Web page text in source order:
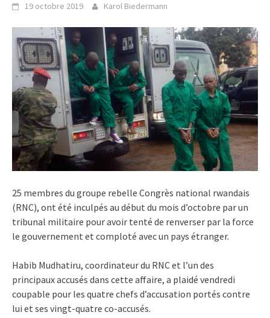
19 octobre 2019 Karol Biedermann
25 membres du groupe rebelle Congrès national rwandais
(RNC), ont été inculpés au début du mois d’octobre par un
tribunal militaire pour avoir tenté de renverser par la force
le gouvernement et comploté avec un pays étranger.
Habib Mudhatiru, coordinateur du RNC et l’un des
principaux accusés dans cette affaire, a plaidé vendredi
coupable pour les quatre chefs d’accusation portés contre
lui et ses vingt-quatre co-accusés.